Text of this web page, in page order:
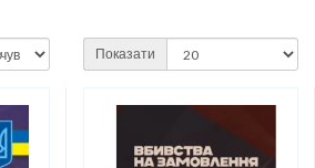
Показати